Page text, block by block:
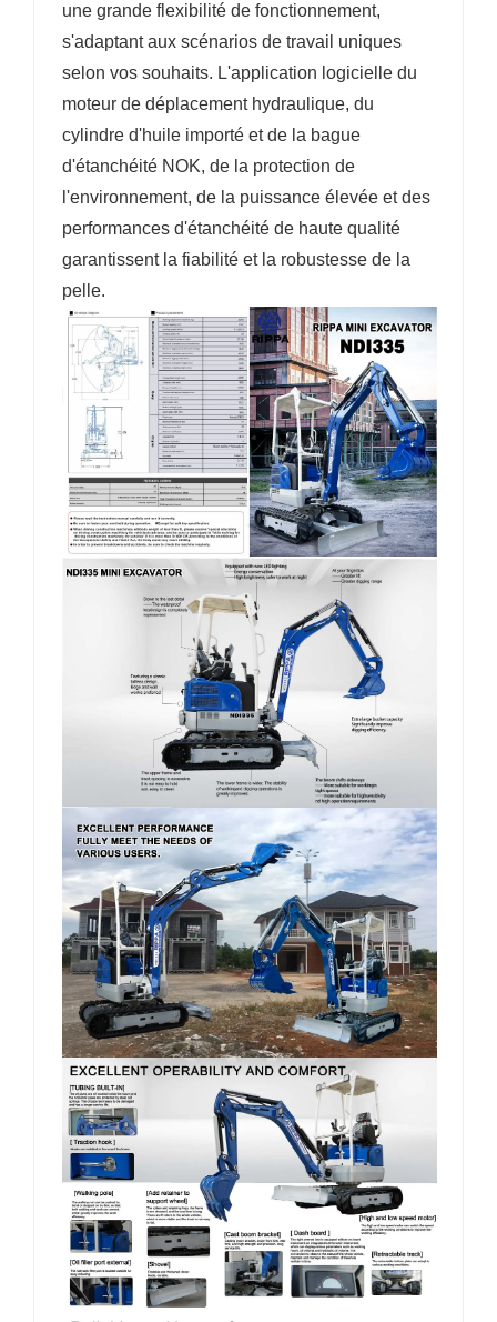
une grande flexibilité de fonctionnement,
s'adaptant aux scénarios de travail uniques
selon vos souhaits. L'application logicielle du
moteur de déplacement hydraulique, du
cylindre d'huile importé et de la bague
d'étanchéité NOK, de la protection de
l'environnement, de la puissance élevée et des
performances d'étanchéité de haute qualité
garantissent la fiabilité et la robustesse de la
pelle.